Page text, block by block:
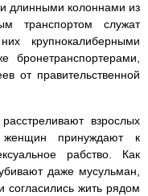
длинными колоннами из
транспортом служат
крупнокалиберными
бронетранспортерами,
от правительственной
взрослых
принуждают к
рабство. Как
даже мусульман,
согласились жить рядом